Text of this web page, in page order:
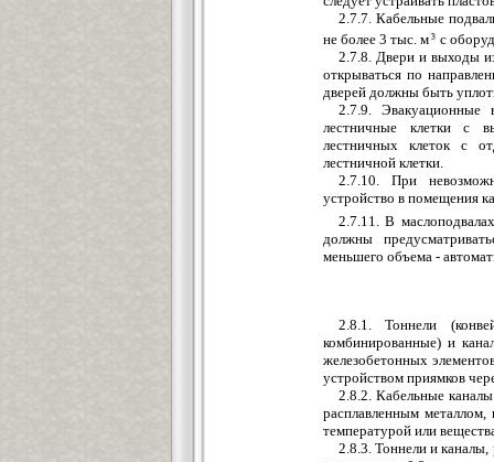
2.7.7. Кабельные
не более 3 тыс. м
с
2.7.8. Двери и выходы
открываться по
дверей должны быть
2.7.9. Эвакуационные
лестничные клетки с
лестничных клеток с
лестничной клетки.
2.7.10. При
устройство в помещения
2.7.11. В
должны
меньшего объема -
2.8.1. Тоннели
комбинированные) и
железобетонных
устройством приямков
2.8.2. Кабельные каналы
расплавленным
температурой или
2.8.3. Тоннели и каналы,